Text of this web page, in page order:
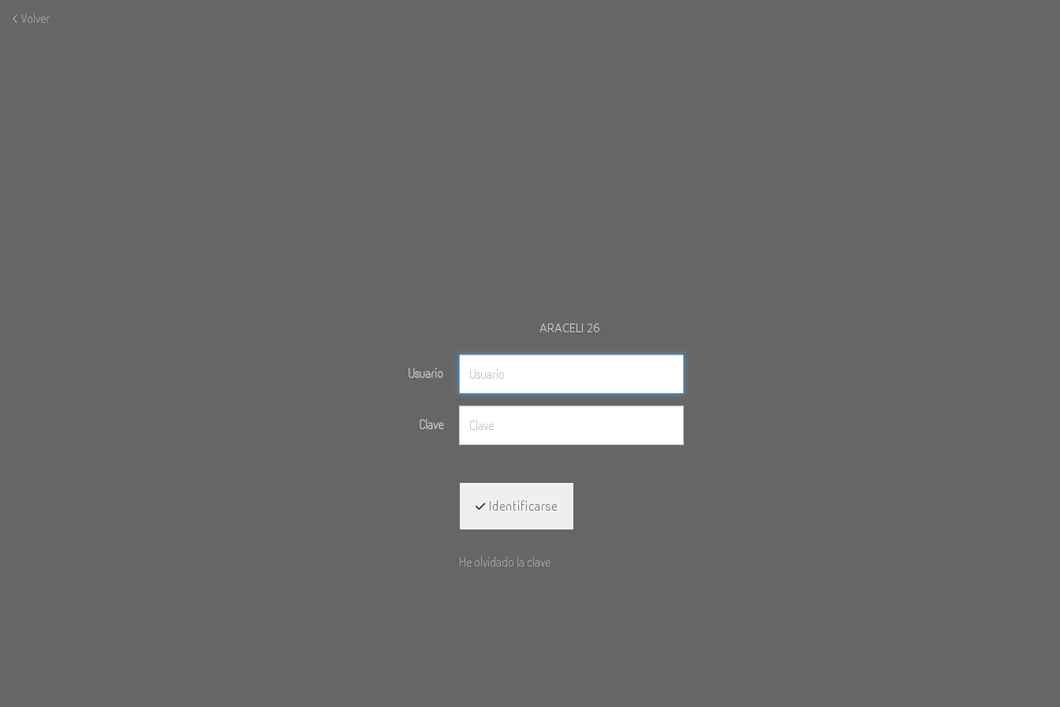
Volver
ARACELI 26
Usuario
Clave
Identificarse
He olvidado la clave